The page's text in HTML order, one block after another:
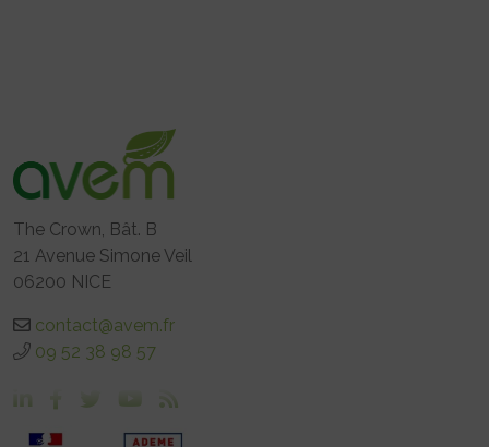
The Crown, Bât. B
21 Avenue Simone Veil
06200 NICE
contact@avem.fr
09 52 38 98 57